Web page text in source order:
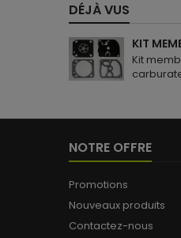
DÉJÀ VUS
KIT
Kit
NOTRE OFFRE
Promotions
Nouveaux produits
Contactez-nous